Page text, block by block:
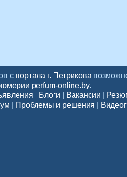
с портала г. Петрикова
perfum-online.by.
| Блоги | Вакансии |
| Проблемы и решения |